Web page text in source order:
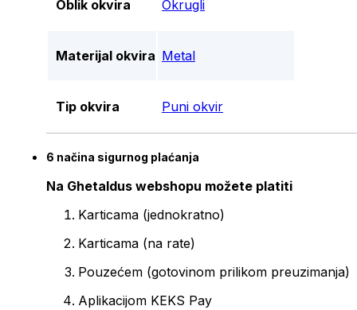
Oblik okvira Okrugli
Materijal okvira Metal
Tip okvira Puni okvir
6 načina sigurnog plaćanja
Na Ghetaldus webshopu možete platiti
Karticama (jednokratno)
Karticama (na rate)
Pouzećem (gotovinom prilikom preuzimanja)
Aplikacijom KEKS Pay